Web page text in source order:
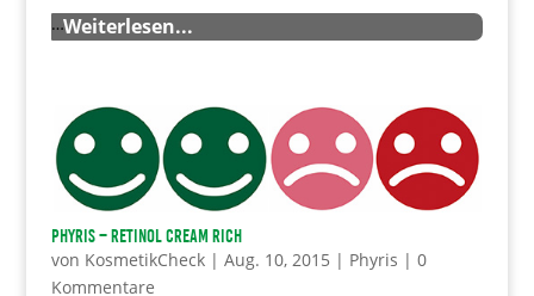
…Weiterlesen...
Phyris – Retinol Cream Rich
von KosmetikCheck| Aug. 10, 2015 | Phyris | 0
Kommentare